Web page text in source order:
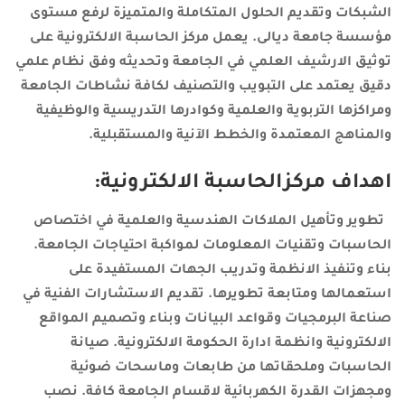
الشبكات وتقديم الحلول المتكاملة والمتميزة لرفع مستوى
مؤسسة جامعة ديالى. يعمل مركز الحاسبة الالكترونية على
توثيق الارشيف العلمي في الجامعة وتحديثه وفق نظام علمي
دقيق يعتمد على التبويب والتصنيف لكافة نشاطات الجامعة
ومراكزها التربوية والعلمية وكوادرها التدريسية والوظيفية
والمناهج المعتمدة والخطط الآنية والمستقبلية.
اهداف مركزالحاسبة الالكترونية:
تطوير وتأهيل الملاكات الهندسية والعلمية في اختصاص
الحاسبات وتقنيات المعلومات لمواكبة احتياجات الجامعة.
بناء وتنفيذ الانظمة وتدريب الجهات المستفيدة على
استعمالها ومتابعة تطويرها. تقديم الاستشارات الفنية في
صناعة البرمجيات وقواعد البيانات وبناء وتصميم المواقع
الالكترونية وانظمة ادارة الحكومة الالكترونية. صيانة
الحاسبات وملحقاتها من طابعات وماسحات ضوئية
ومجهزات القدرة الكهربائية لاقسام الجامعة كافة. نصب